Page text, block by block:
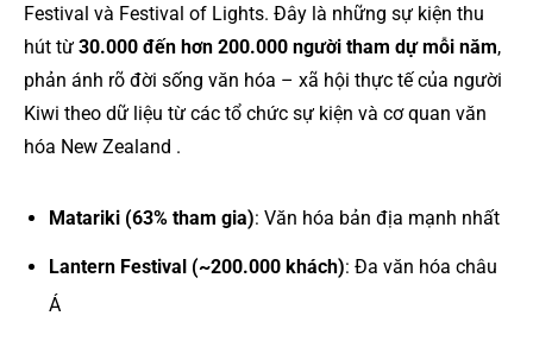
Festival và Festival of Lights. Đây là những sự kiện thu
hút từ 30.000 đến hơn 200.000 người tham dự mỗi năm,
phản ánh rõ đời sống văn hóa – xã hội thực tế của người
Kiwi theo dữ liệu từ các tổ chức sự kiện và cơ quan văn
hóa New Zealand .
Matariki (63% tham gia): Văn hóa bản địa mạnh nhất
Lantern Festival (~200.000 khách): Đa văn hóa châu
Á